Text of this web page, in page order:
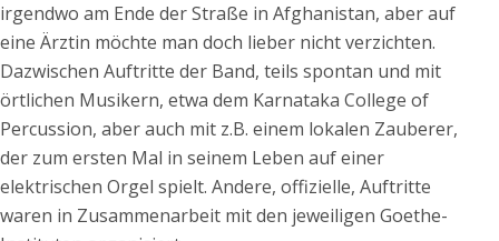
irgendwo am Ende der Straße in Afghanistan, aber auf
eine Ärztin möchte man doch lieber nicht verzichten.
Dazwischen Auftritte der Band, teils spontan und mit
örtlichen Musikern, etwa dem Karnataka College of
Percussion, aber auch mit z.B. einem lokalen Zauberer,
der zum ersten Mal in seinem Leben auf einer
elektrischen Orgel spielt. Andere, offizielle, Auftritte
waren in Zusammenarbeit mit den jeweiligen Goethe-